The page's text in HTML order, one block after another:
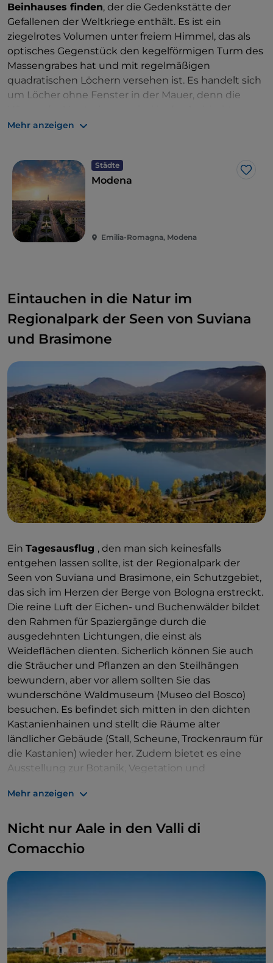
Beinhauses finden, der die Gedenkstätte der
Gefallenen der Weltkriege enthält. Es ist ein
ziegelrotes Volumen unter freiem Himmel, das als
optisches Gegenstück den kegelförmigen Turm des
Massengrabes hat und mit regelmäßigen
quadratischen Löchern versehen ist. Es handelt sich
um Löcher ohne Fenster in der Mauer, denn die
unvollendet und verlassen.
Osteria Francescanavon Massimo Bottura
zumindest vorbeigehen. Sie ist ein Tempel der
italienischen und internationalen Sterneküche.
Mehr anzeigen
Städte
Like
Modena
Emilia-Romagna, Modena
Eintauchen in die Natur im
Regionalpark der Seen von Suviana
und Brasimone
Ein Tagesausflug , den man sich keinesfalls
entgehen lassen sollte, ist der Regionalpark der
Seen von Suviana und Brasimone, ein Schutzgebiet,
das sich im Herzen der Berge von Bologna erstreckt.
Die reine Luft der Eichen- und Buchenwälder bildet
den Rahmen für Spaziergänge durch die
ausgedehnten Lichtungen, die einst als
Weideflächen dienten. Sicherlich können Sie auch
die Sträucher und Pflanzen an den Steilhängen
bewundern, aber vor allem sollten Sie das
wunderschöne Waldmuseum (Museo del Bosco)
besuchen. Es befindet sich mitten in den dichten
Kastanienhainen und stellt die Räume alter
ländlicher Gebäude (Stall, Scheune, Trockenraum für
die Kastanien) wieder her. Zudem bietet es eine
Ausstellung zur Botanik, Vegetation und
Region.
Es gibt viele Wanderwege entlang des Bergrückens
des Monte Calvi und des Monte Stagno, der die Täler
der Bäche Brasimone und Limentra di Treppio
beobachten können.
Mehr anzeigen
Nicht nur Aale in den Valli di
Comacchio